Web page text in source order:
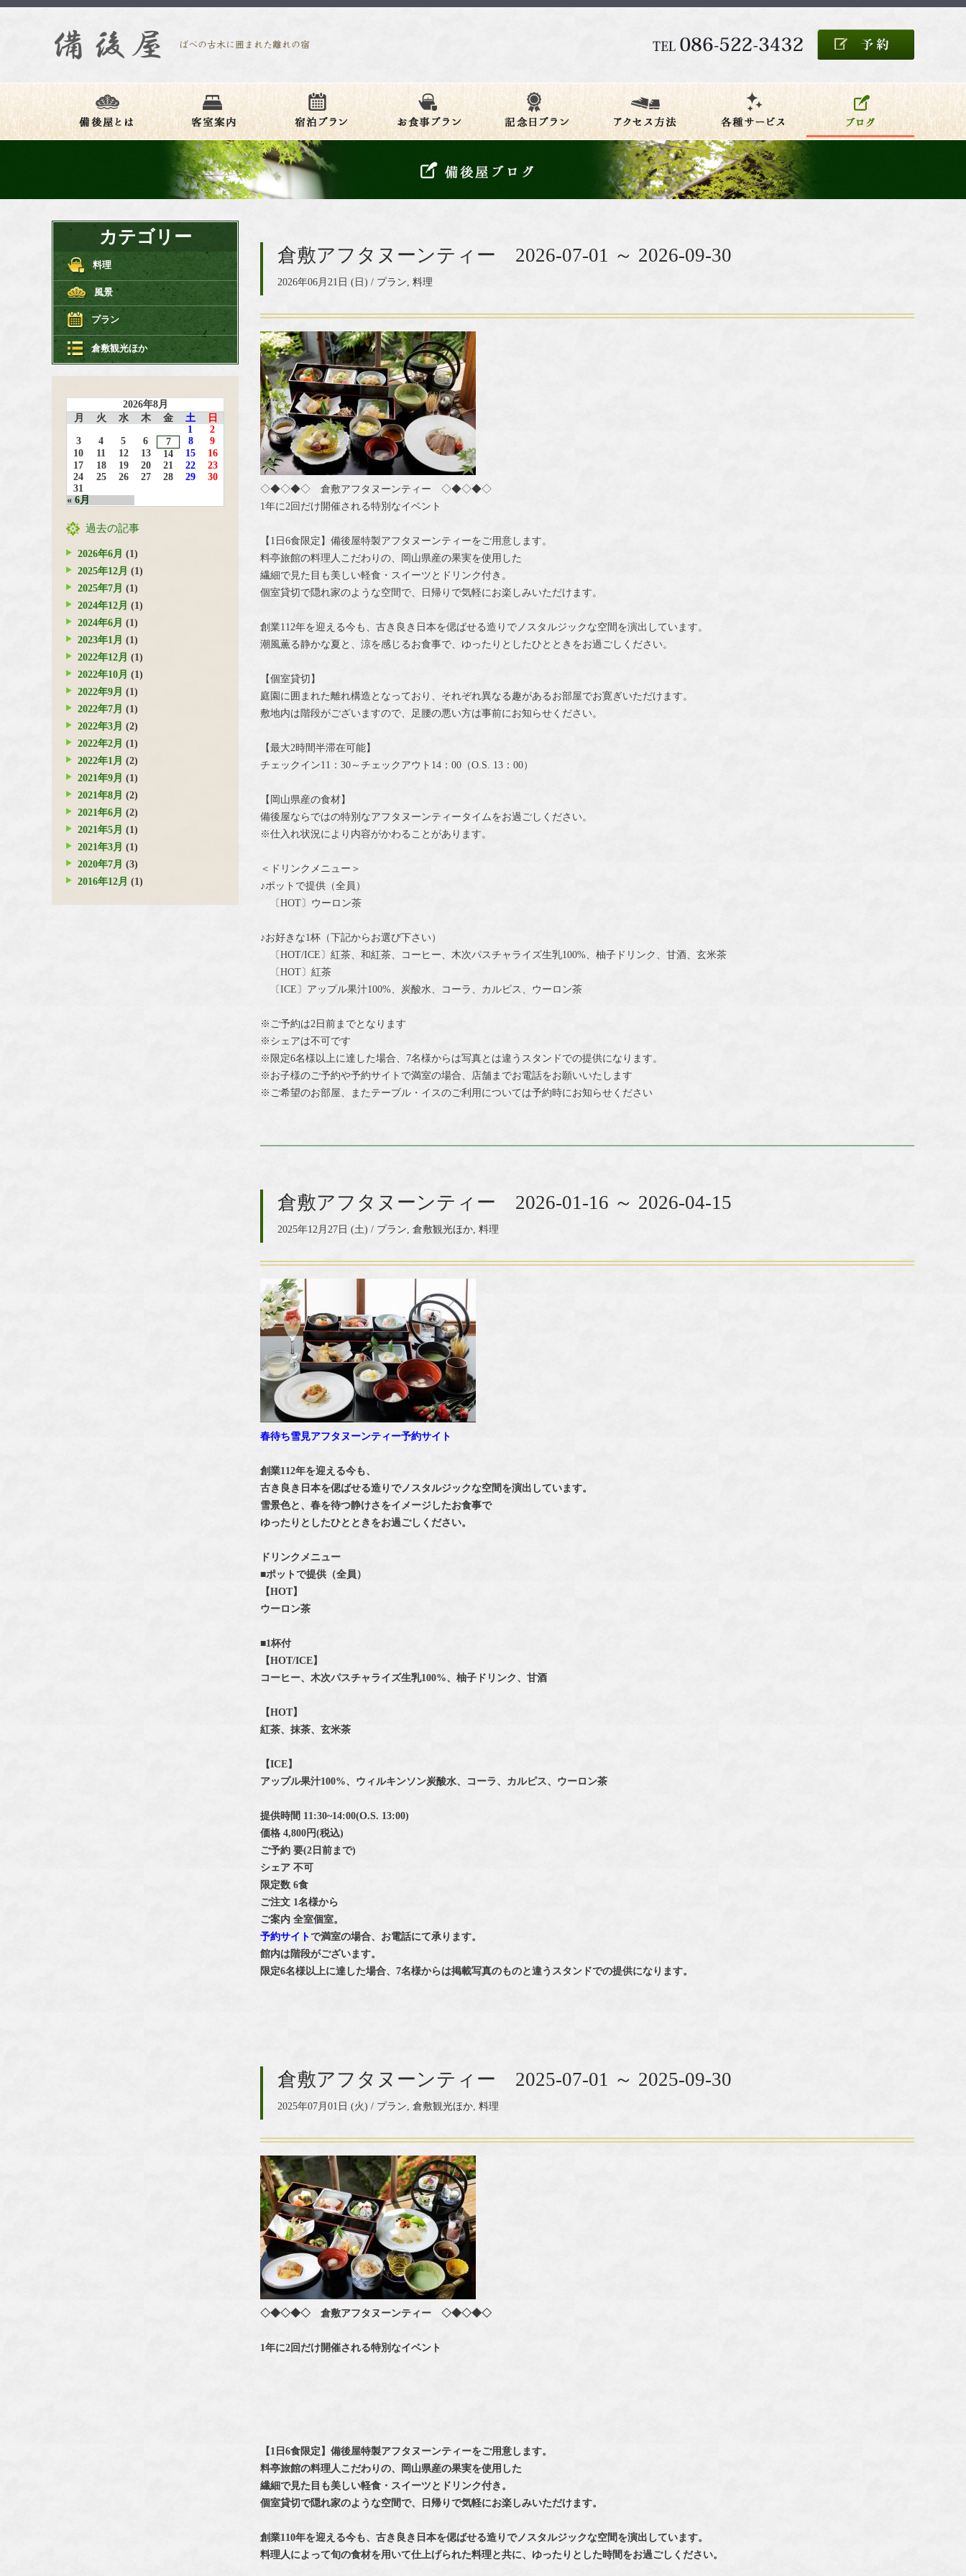
倉敷アフタヌーンティー 2026-07-01 ～ 2026-09-30
2026年06月21日 (日) / プラン 料理
◇◆◇◆◇ 倉敷アフタヌーンティー ◇◆◇◆◇
1年に2回だけ開催される特別なイベント
【1日6食限定】備後屋特製アフタヌーンティーをご用意します。
料亭旅館の料理人こだわりの、岡山県産の果実を使用した
繊細で見た目も美しい軽食・スイーツとドリンク付き。
個室貸切で隠れ家のような空間で、日帰りで気軽にお楽しみいただけます。
創業112年を迎える今も、古き良き日本を偲ばせる造りでノスタルジックな空間を演出しています。
潮風薫る静かな夏と、涼を感じるお食事で、ゆったりとしたひとときをお過ごしください。
【個室貸切】
庭園に囲まれた離れ構造となっており、それぞれ異なる趣があるお部屋でお寛ぎいただけます。
敷地内は階段がございますので、足腰の悪い方は事前にお知らせください。
【最大2時間半滞在可能】
チェックイン11：30～チェックアウト14：00（O.S. 13：00）
【岡山県産の食材】
備後屋ならではの特別なアフタヌーンティータイムをお過ごしください。
※仕入れ状況により内容がかわることがあります。
＜ドリンクメニュー＞
♪ポットで提供（全員）
〔HOT〕ウーロン茶
♪お好きな1杯（下記からお選び下さい）
〔HOT/ICE〕紅茶、和紅茶、コーヒー、木次パスチャライズ生乳100%、柚子ドリンク、甘酒、玄米茶
〔HOT〕紅茶
〔ICE〕アップル果汁100%、炭酸水、コーラ、カルピス、ウーロン茶
※ご予約は2日前までとなります
※シェアは不可です
※限定6名様以上に達した場合、7名様からは写真とは違うスタンドでの提供になります。
※お子様のご予約や予約サイトで満室の場合、店舗までお電話をお願いいたします
※ご希望のお部屋、またテーブル・イスのご利用については予約時にお知らせください
倉敷アフタヌーンティー 2026-01-16 ～ 2026-04-15
2025年12月27日 (土) / プラン 倉敷観光ほか 料理
春待ち雪見アフタヌーンティー予約サイト
創業112年を迎える今も、
古き良き日本を偲ばせる造りでノスタルジックな空間を演出しています。
雪景色と、春を待つ静けさをイメージしたお食事で
ゆったりとしたひとときをお過ごしください。
ドリンクメニュー
■ポットで提供（全員）
【HOT】
ウーロン茶
■1杯付
【HOT/ICE】
コーヒー、木次パスチャライズ生乳100%、柚子ドリンク、甘酒
【HOT】
紅茶、抹茶、玄米茶
【ICE】
アップル果汁100%、ウィルキンソン炭酸水、コーラ、カルピス、ウーロン茶
提供時間 11:30~14:00(O.S. 13:00)
価格 4,800円(税込)
ご予約 要(2日前まで)
シェア 不可
限定数 6食
ご注文 1名様から
ご案内 全室個室。
予約サイトで満室の場合、お電話にて承ります。
館内は階段がございます。
限定6名様以上に達した場合、7名様からは掲載写真のものと違うスタンドでの提供になります。
倉敷アフタヌーンティー 2025-07-01 ～ 2025-09-30
2025年07月01日 (火) / プラン 倉敷観光ほか 料理
◇◆◇◆◇ 倉敷アフタヌーンティー ◇◆◇◆◇
1年に2回だけ開催される特別なイベント
【1日6食限定】備後屋特製アフタヌーンティーをご用意します。
料亭旅館の料理人こだわりの、岡山県産の果実を使用した
繊細で見た目も美しい軽食・スイーツとドリンク付き。
個室貸切で隠れ家のような空間で、日帰りで気軽にお楽しみいただけます。
創業110年を迎える今も、古き良き日本を偲ばせる造りでノスタルジックな空間を演出しています。
料理人によって旬の食材を用いて仕上げられた料理と共に、ゆったりとした時間をお過ごしください。
カテゴリー
料理
風景
プラン
倉敷観光ほか
2026年8月
月
火 水 木 金 土 日
« 6月
1
2
3
4 5 6 7 8
9
10
11 12 13 14 15
16
17
18 19 20 21 22
23
24
25 26 27 28 29
30
31
過去の記事
2026年6月 (1)
2025年12月 (1)
2025年7月 (1)
2024年12月 (1)
2024年6月 (1)
2023年1月 (1)
2022年12月 (1)
2022年10月 (1)
2022年9月 (1)
2022年7月 (1)
2022年3月 (2)
2022年2月 (1)
2022年1月 (2)
2021年9月 (1)
2021年8月 (2)
2021年6月 (2)
2021年5月 (1)
2021年3月 (1)
2020年7月 (3)
2016年12月 (1)